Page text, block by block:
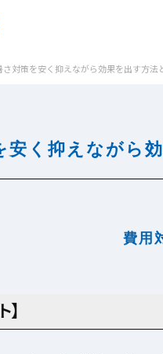
さ対策を安く抑えながら効果を出す方法
安く抑えながら
費用